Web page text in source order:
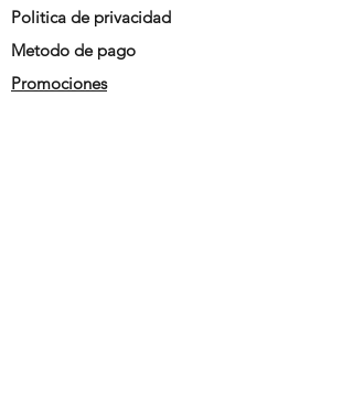
Politica de privacidad
Metodo de pago
Promociones